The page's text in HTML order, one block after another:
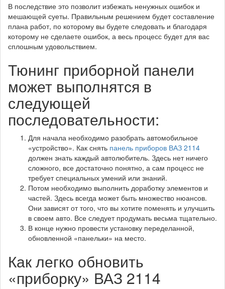
В последствие это позволит избежать ненужных ошибок и
мешающей суеты. Правильным решением будет составление
плана работ, по которому вы будете следовать и благодаря
которому не сделаете ошибок, а весь процесс будет для вас
сплошным удовольствием.
Тюнинг приборной панели
может выполнятся в
следующей
последовательности:
Для начала необходимо разобрать автомобильное
«устройство». Как снять панель приборов ВАЗ 2114
должен знать каждый автолюбитель. Здесь нет ничего
сложного, все достаточно понятно, а сам процесс не
требует специальных умений или знаний.
Потом необходимо выполнить доработку элементов и
частей. Здесь всегда может быть множество нюансов.
Они зависят от того, что вы хотите поменять и улучшить
в своем авто. Все следует продумать весьма тщательно.
В конце нужно провести установку переделанной,
обновленной «панельки» на место.
Как легко обновить
«приборку» ВАЗ 2114